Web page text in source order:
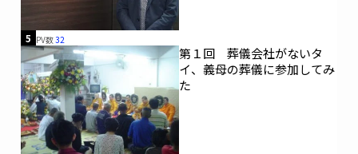
5 PV数32
第１回 葬儀会社がないタ
イ、義母の葬儀に参加してみ
た